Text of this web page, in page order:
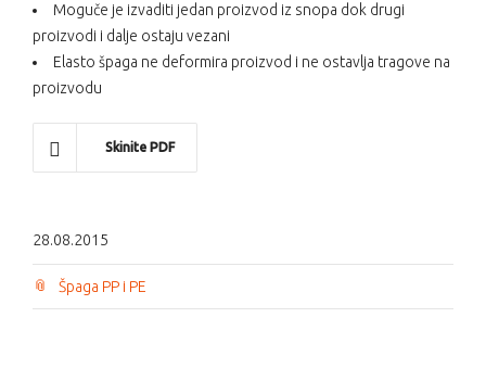
Moguče je izvaditi jedan proizvod iz snopa dok drugi
proizvodi i dalje ostaju vezani
Elasto špaga ne deformira proizvod i ne ostavlja tragove na
proizvodu
Skinite PDF
28.08.2015
Špaga PP i PE